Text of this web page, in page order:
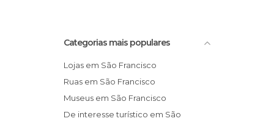
Categorias mais populares
Lojas em São Francisco
Ruas em São Francisco
Museus em São Francisco
De interesse turístico em São